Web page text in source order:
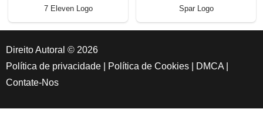
7 Eleven Logo Spar Logo
Direito Autoral © 2026
Política de privacidade
Política de Cookies DMCA
Contate-Nos